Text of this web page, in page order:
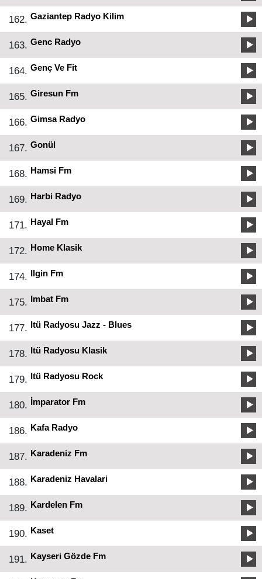
162. Gaziantep Radyo Kilim
163. Genc Radyo
164. Genç Ve Fit
165. Giresun Fm
166. Gimsa Radyo
167. Gonül
168. Hamsi Fm
169. Harbi Radyo
171. Hayal Fm
172. Home Klasik
174. Ilgin Fm
175. Imbat Fm
177. Itü Radyosu Jazz - Blues
178. Itü Radyosu Klasik
179. Itü Radyosu Rock
180. İmparator Fm
186. Kafa Radyo
187. Karadeniz Fm
188. Karadeniz Havalari
189. Kardelen Fm
190. Kaset
191. Kayseri Gözde Fm